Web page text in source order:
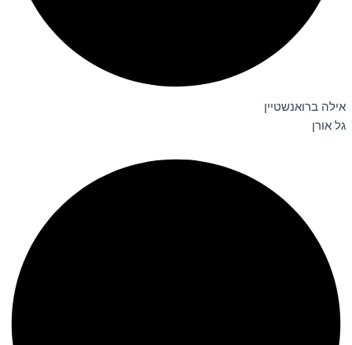
אילה ברואנשטיין
גל אורן